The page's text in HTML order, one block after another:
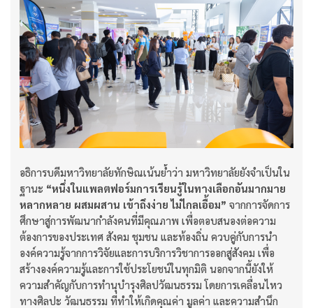
อธิการบดีมหาวิทยาลัยทักษิณเน้นย้ำว่า มหาวิทยาลัยยังจำเป็นใน
ฐานะ “หนึ่งในแพลตฟอร์มการเรียนรู้ในทางเลือกอันมากมาย
หลากหลาย ผสมผสาน เข้าถึงง่าย ไม่ไกลเอื้อม” จากการจัดการ
ศึกษาสู่การพัฒนากำลังคนที่มีคุณภาพ เพื่อตอบสนองต่อความ
ต้องการของประเทศ สังคม ชุมชน และท้องถิ่น ควบคู่กับการนำ
องค์ความรู้จากการวิจัยและการบริการวิชาการออกสู่สังคม เพื่อ
สร้างองค์ความรู้และการใช้ประโยชน์ในทุกมิติ นอกจากนี้ยังให้
ความสำคัญกับการทำนุบำรุงศิลปวัฒนธรรม โดยการเคลื่อนไหว
ทางศิลปะ วัฒนธรรม ที่ทำให้เกิดคุณค่า มูลค่า และความสำนึก